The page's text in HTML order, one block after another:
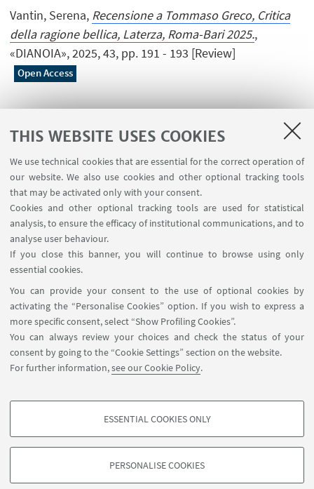
THIS WEBSITE USES COOKIES
We use technical cookies that are essential for the correct operation of
our website. We also use cookies and other optional tracking tools
that may be activated only with your consent.
Cookies and other optional tracking tools are used for statistical
analysis, to ensure the efficacy of institutional communications, and to
analyse user behaviour.
If you close this banner, you will continue to browse using only
essential cookies.
You can provide your consent to the use of optional cookies by
activating the “Personalise Cookies” option. If you wish to express a
more specific consent, select “Show Profiling Cookies”.
You can always review your choices and check the status of your
consent by going to the “Cookie Settings” section on the website.
For further information,see our Cookie Policy.
PROFILING COOKIES - OPTIONAL
based on browsing behaviour, and for marketing analysis.
ESSENTIAL COOKIES ONLY
PERSONALISE COOKIES
Vantin, Serena, Recensione a Tommaso Greco, Critica
della ragione bellica, Laterza, Roma-Bari 2025.,
«DIANOIA», 2025, 43, pp. 191 - 193 [Review]
Open Access
1 ... 15 16 17 ... 219
USEFUL LINKS
InfoPoint
FOLLOW UNIBO ON:
APP:
©Copyright 2026 - ALMA MATER STUDIORUM - Università di
Bologna - Via Zamboni, 33 - 40126 Bologna - PI: 01131710376 - CF:
80007010376